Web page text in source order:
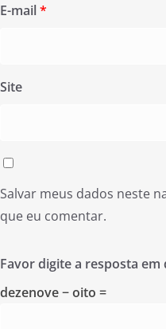
E-mail*
Site
Salvar meus dados neste
que eu comentar.
Favor digite a resposta em
dezenove − oito =